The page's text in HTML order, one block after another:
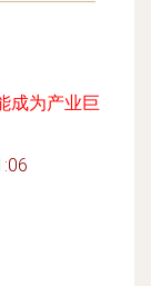
成为产业巨